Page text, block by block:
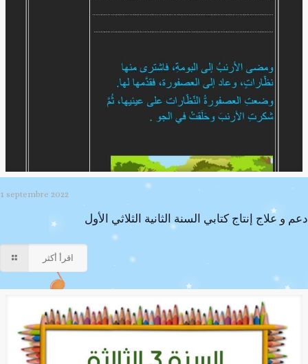
1 septembre 2022
دعم و علاج إنتاج كتابي السنة الثانية الثلاثي الأول
اقرأ أكثر